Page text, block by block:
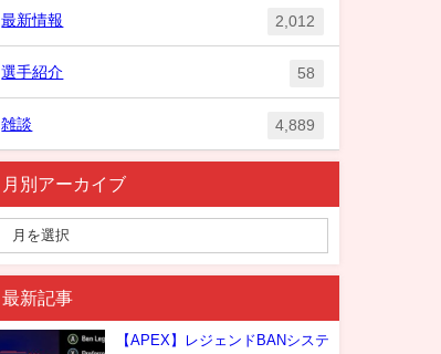
最新情報 2,012
選手紹介 58
雑談 4,889
月別アーカイブ
最新記事
【APEX】レジェンドBANシステ